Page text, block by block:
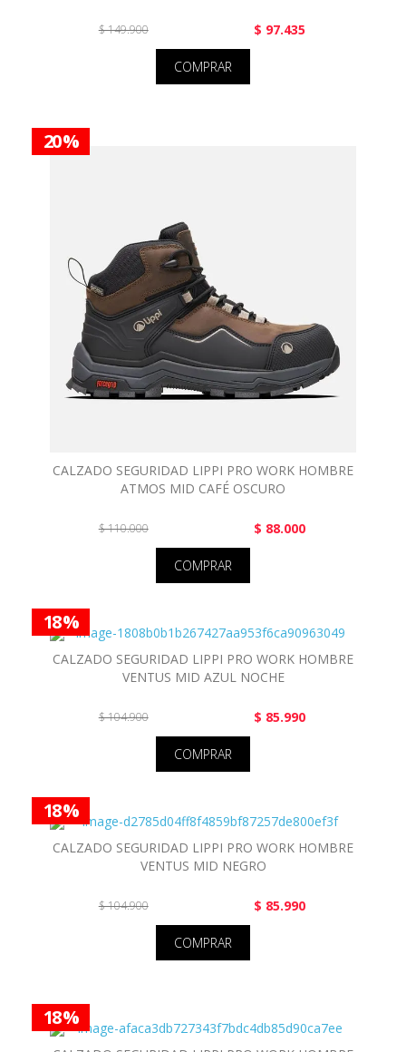
$ 149.900 $ 97.435
COMPRAR
20 %
CALZADO SEGURIDAD LIPPI PRO WORK HOMBRE
ATMOS MID CAFÉ OSCURO
$ 110.000 $ 88.000
COMPRAR
18 %
CALZADO SEGURIDAD LIPPI PRO WORK HOMBRE
VENTUS MID AZUL NOCHE
$ 104.900 $ 85.990
COMPRAR
18 %
CALZADO SEGURIDAD LIPPI PRO WORK HOMBRE
VENTUS MID NEGRO
$ 104.900 $ 85.990
COMPRAR
18 %